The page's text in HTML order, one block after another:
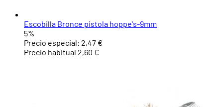
Escobilla Bronce pistola hoppe's-9mm
5%
Precio especial: 2,47 €
Precio habitual 2,60 €